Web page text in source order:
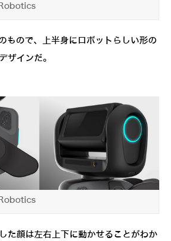
もので、上半身にロボットらしい形の
ザインだ。
た顔は左右上下に動かせることがわか